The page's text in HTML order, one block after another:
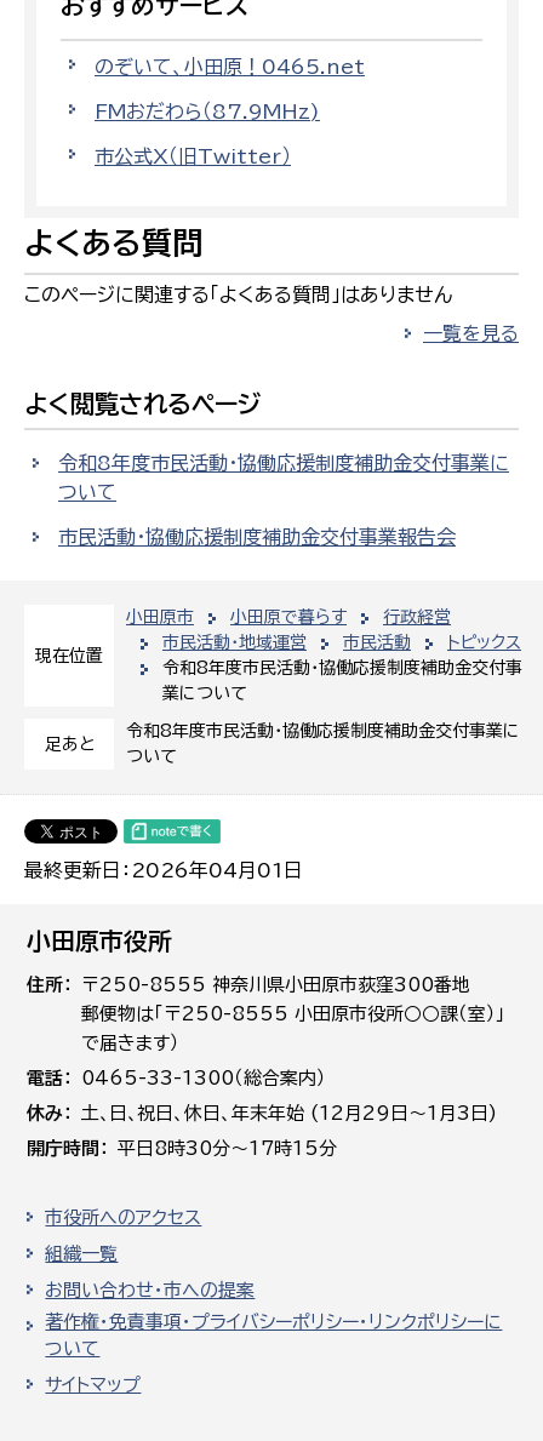
現在位置
小田原市 小田原で暮らす
行政経営
市民活動・地域運営
市民活動
トピックス
令和8年度市民活動・協働応援制度補助金交付事
業について
足あと
令和8年度市民活動・協働応援制度補助金交付事業に
ついて
最終更新日：2026年04月01日
おすすめサービス
のぞいて、小田原！0465.net
FMおだわら（87.9MHz)
市公式X（旧Twitter）
よくある質問
このページに関連する「よくある質問」はありません
一覧を見る
よく閲覧されるページ
令和8年度市民活動・協働応援制度補助金交付事業に
ついて
市民活動・協働応援制度補助金交付事業報告会
小田原市役所
住所
〒250-8555 神奈川県小田原市荻窪300番地
郵便物は「〒250-8555 小田原市役所○○課（室）」
で届きます）
電話
0465-33-1300（総合案内）
休み
土､日､祝日、休日、年末年始 (12月29日～1月3日)
開庁時間
平日8時30分～17時15分
市役所へのアクセス
組織一覧
お問い合わせ・市への提案
著作権・免責事項・プライバシーポリシー・リンクポリシーに
ついて
サイトマップ